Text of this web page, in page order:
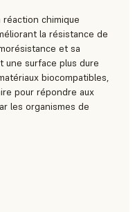
chimique
la résistance de
et sa
une surface plus dure
biocompatibles,
pour répondre aux
les organismes de